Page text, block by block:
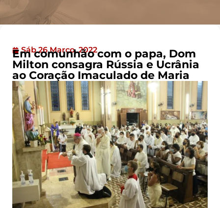
Sáb 26 Março, 2022
Em comunhão com o papa, Dom
Milton consagra Rússia e Ucrânia
ao Coração Imaculado de Maria